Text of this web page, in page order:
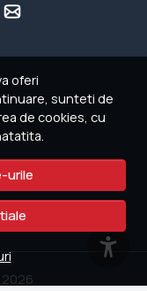
oferi
sunteti de
de cookies, cu
urile